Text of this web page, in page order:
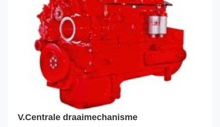
V.Centrale draaimechanisme